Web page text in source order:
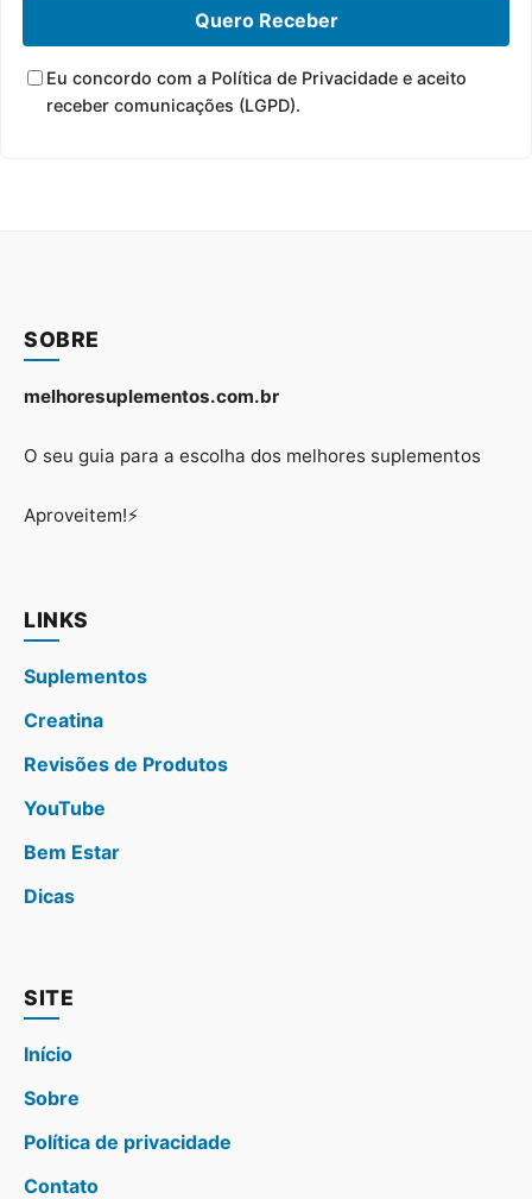
Quero Receber
Eu concordo com a Política de Privacidade e aceito
receber comunicações (LGPD).
SOBRE
melhoresuplementos.com.br
O seu guia para a escolha dos melhores suplementos
Aproveitem!⚡
LINKS
Suplementos
Creatina
Revisões de Produtos
YouTube
Bem Estar
Dicas
SITE
Início
Sobre
Política de privacidade
Contato